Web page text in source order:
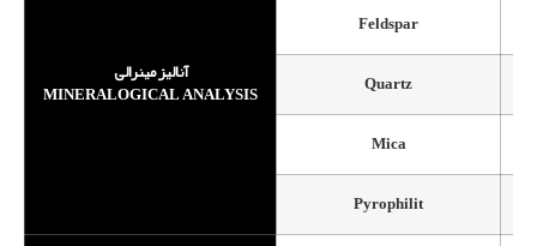
آنالیز مینرالی
MINERALOGICAL ANALYSIS
Feldspar
Quartz
Mica
Pyrophilit